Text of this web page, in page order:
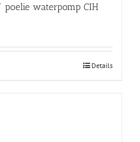
waterpomp CIH
Details